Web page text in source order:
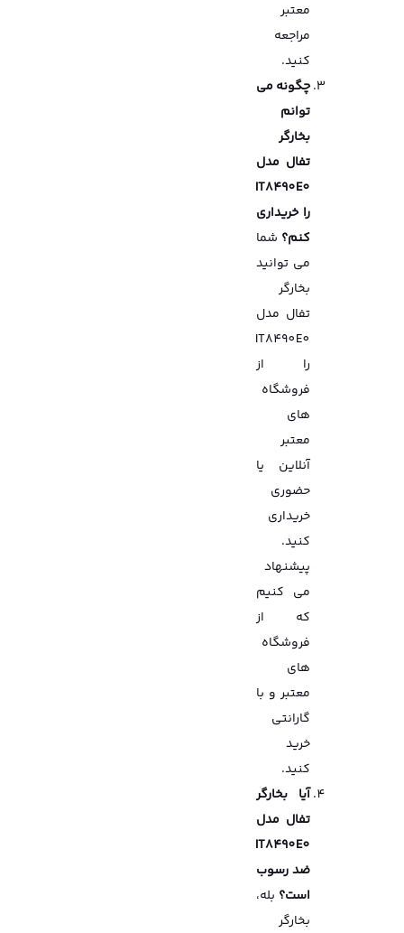
معتبر
مراجعه
کنید.
چگونه می
توانم
بخارگر
تفال مدل
IT8490E0
را خریداری
کنم؟ شما
می توانید
بخارگر
تفال مدل
IT8490E0
را از
فروشگاه
های
معتبر
آنلاین یا
حضوری
خریداری
کنید.
پیشنهاد
می کنیم
که از
فروشگاه
های
معتبر و با
گارانتی
خرید
کنید.
آیا بخارگر
تفال مدل
IT8490E0
ضد رسوب
است؟ بله،
بخارگر